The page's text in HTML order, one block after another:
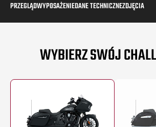
PRZEGLĄDWYPOSAŻENIEDANE TECHNICZNEZDJĘCIA
WYBIERZ SWÓJ